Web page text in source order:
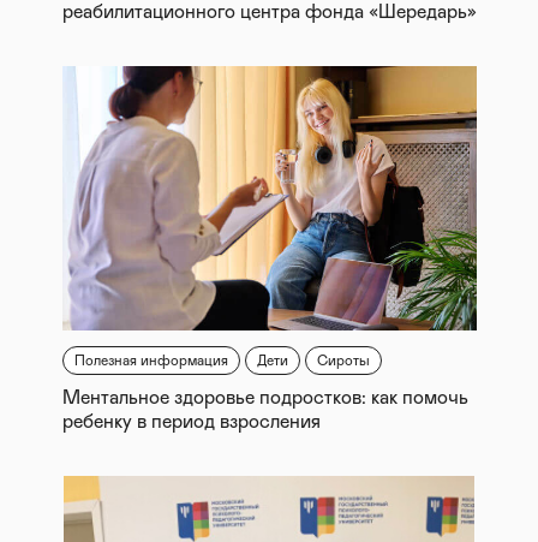
реабилитационного центра фонда «Шередарь»
Полезная информация Дети Сироты
Ментальное здоровье подростков: как помочь
ребенку в период взросления